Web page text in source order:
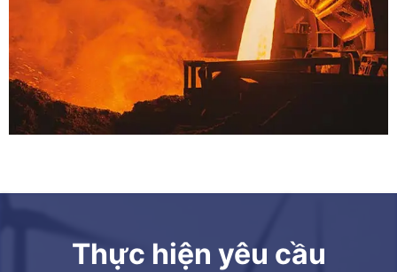
Thực hiện yêu cầu